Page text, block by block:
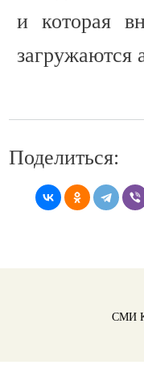
и которая
загружаются
Поделиться:
СМИ